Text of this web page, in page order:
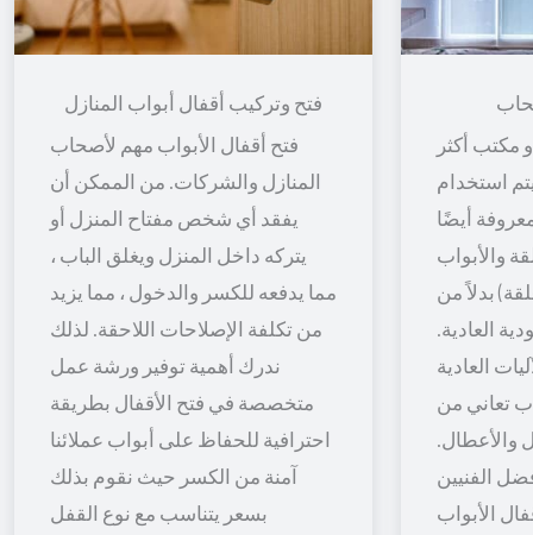
فتح وتركيب أقفال أبواب المنازل
فتح أقفال الأبواب مهم لأصحاب
المنازل والشركات. من الممكن أن
يفقد أي شخص مفتاح المنزل أو
يتركه داخل المنزل ويغلق الباب ،
مما يدفعه للكسر والدخول ، مما يزيد
من تكلفة الإصلاحات اللاحقة. لذلك
ندرك أهمية توفير ورشة عمل
متخصصة في فتح الأقفال بطريقة
احترافية للحفاظ على أبواب عملائنا
آمنة من الكسر حيث نقوم بذلك
بسعر يتناسب مع نوع القفل
أكثر
استخدام
أيضًا
والأبواب
بدلاً من
العادية.
العادية
تعاني من
والأعطال.
الفنيين
الأبواب